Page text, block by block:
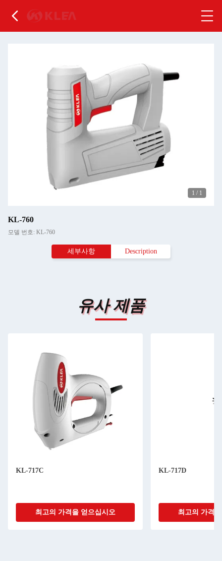
1 / 1
KL-760
모델 번호: KL-760
세부사항 Description
유사 제품
KL-717C
최고의 가격을 얻으십시오
KL-717D
최고의 가격